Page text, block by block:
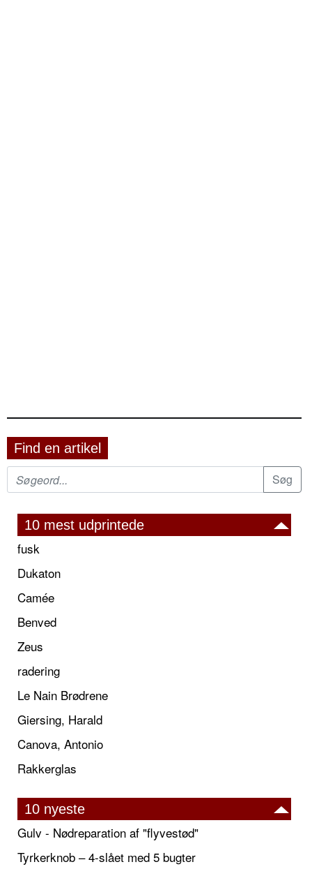
Find en artikel
10 mest udprintede
fusk
Dukaton
Camée
Benved
Zeus
radering
Le Nain Brødrene
Giersing, Harald
Canova, Antonio
Rakkerglas
10 nyeste
Gulv - Nødreparation af "flyvestød"
Tyrkerknob – 4-slået med 5 bugter